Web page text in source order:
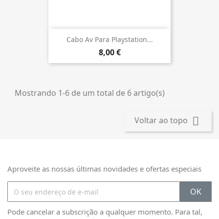
Cabo Av Para Playstation...
8,00 €
Mostrando 1-6 de um total de 6 artigo(s)
Voltar ao topo 
Aproveite as nossas últimas novidades e ofertas especiais
Pode cancelar a subscrição a qualquer momento. Para tal,